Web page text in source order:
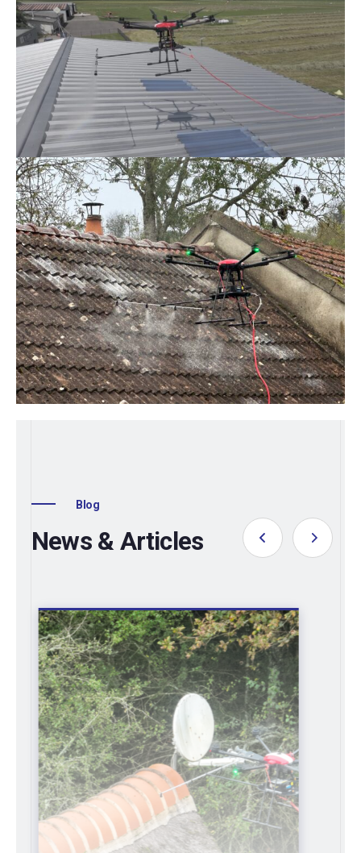
Blog
News & Articles
10 Sep’ 24